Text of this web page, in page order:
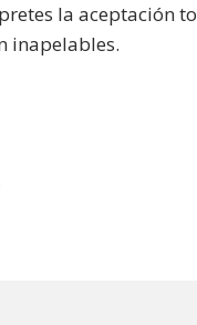
la aceptación
inapelables.